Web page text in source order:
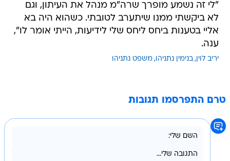
"לי זה נשמע מופרך שרה"מ מנהל את העיתון, וגם
לא ביקשתי ממנו שיתערב לטובתי. כשהוא היה בא
אליי בטענות ביחס ליחס שלי לידיעות, הייתי אומר לו",
ענה.
יריב לוין בנימין נתניהו משפט נתניהו
טרם התפרסמו תגובות